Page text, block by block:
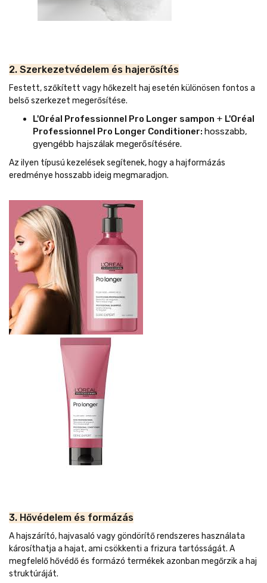
2. Szerkezetvédelem és hajerősítés
Festett, szőkített vagy hőkezelt haj esetén különösen fontos a
belső szerkezet megerősítése.
L'Oréal Professionnel Pro Longer sampon + L'Oréal
Professionnel Pro Longer Conditioner: hosszabb,
gyengébb hajszálak megerősítésére.
Az ilyen típusú kezelések segítenek, hogy a hajformázás
eredménye hosszabb ideig megmaradjon.
3. Hővédelem és formázás
A hajszárító, hajvasaló vagy göndörítő rendszeres használata
károsíthatja a hajat, ami csökkenti a frizura tartósságát. A
megfelelő hővédő és formázó termékek azonban megőrzik a haj
struktúráját.